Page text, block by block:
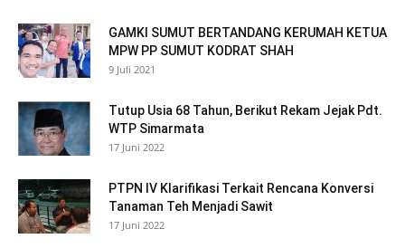
GAMKI SUMUT BERTANDANG KERUMAH KETUA
MPW PP SUMUT KODRAT SHAH
9 Juli 2021
Tutup Usia 68 Tahun, Berikut Rekam Jejak Pdt.
WTP Simarmata
17 Juni 2022
PTPN IV Klarifikasi Terkait Rencana Konversi
Tanaman Teh Menjadi Sawit
17 Juni 2022